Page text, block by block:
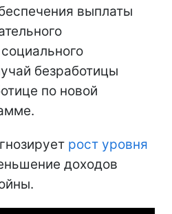
выплаты
безработицы
по новой
рост уровня
доходов